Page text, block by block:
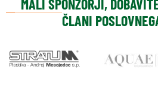
MALI SPONZORJI,
ČLANI